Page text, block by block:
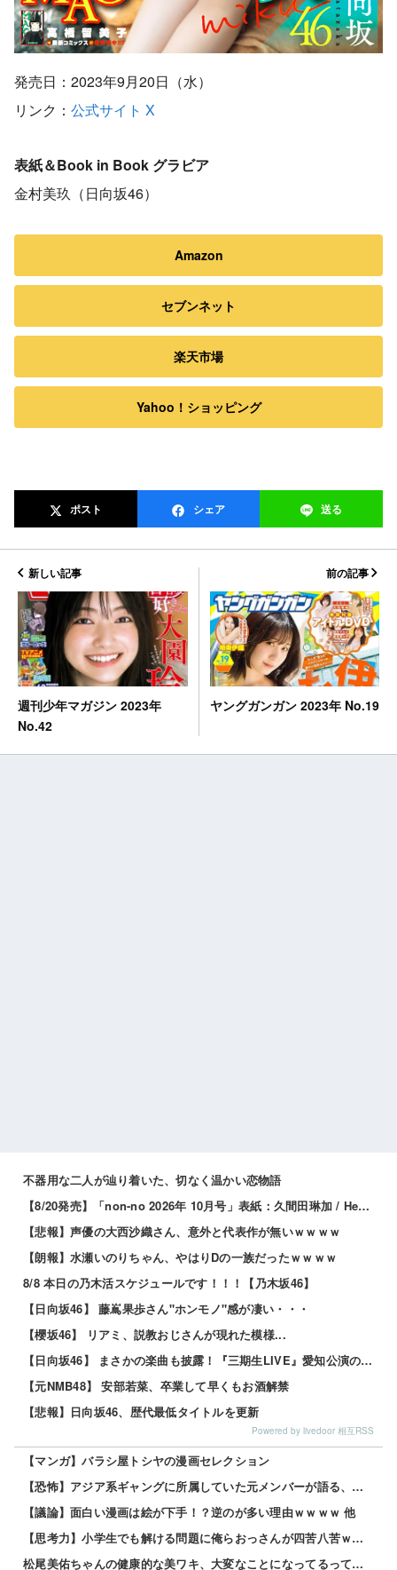
発売日：2023年9月20日（水）
リンク： 公式サイト X
表紙＆Book in Book グラビア
金村美玖（日向坂46）
Amazon
セブンネット
楽天市場
Yahoo！ショッピング
ポスト シェア 送る
新しい記事
週刊少年マガジン 2023年
No.42
前の記事
ヤングガンガン 2023年 No.19
不器用な二人が辿り着いた、切なく温かい恋物語
【8/20発売】「non-no 2026年 10月号」表紙：久間田琳加 / Hearts2Hearts
【悲報】声優の大西沙織さん、意外と代表作が無いｗｗｗｗ
【朗報】水瀬いのりちゃん、やはりDの一族だったｗｗｗｗ
8/8 本日の乃木活スケジュールです！！！【乃木坂46】
【日向坂46】 藤嶌果歩さん"ホンモノ"感が凄い・・・
【櫻坂46】 リアミ、説教おじさんが現れた模様...
【日向坂46】 まさかの楽曲も披露！『三期生LIVE』愛知公演のレポがこちら
【元NMB48】 安部若菜、卒業して早くもお酒解禁
【悲報】日向坂46、歴代最低タイトルを更新
Powered by livedoor 相互RSS
【マンガ】バラシ屋トシヤの漫画セレクション
【恐怖】アジア系ギャングに所属していた元メンバーが語る、あの時のリアルすぎる体験談… 他
【議論】面白い漫画は絵が下手！？逆のが多い理由ｗｗｗｗ 他
【思考力】小学生でも解ける問題に俺らおっさんが四苦八苦ｗｗｗｗその答えは？ｗ 他
松尾美佑ちゃんの健康的な美ワキ、大変なことになってるって…